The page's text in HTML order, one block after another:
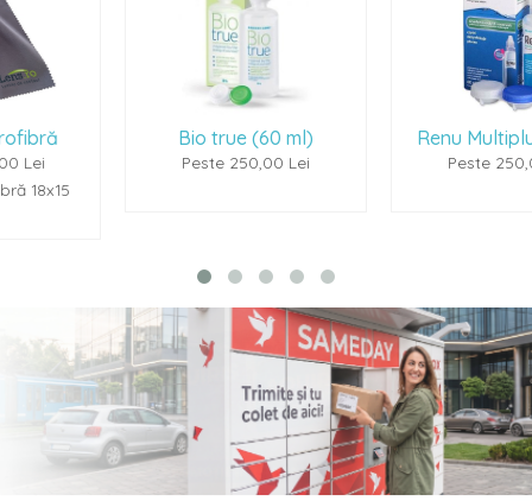
Bio true (60 ml)
Peste 250,00 Lei
Renu Multiplus (60ml)
Peste 250,00 Lei